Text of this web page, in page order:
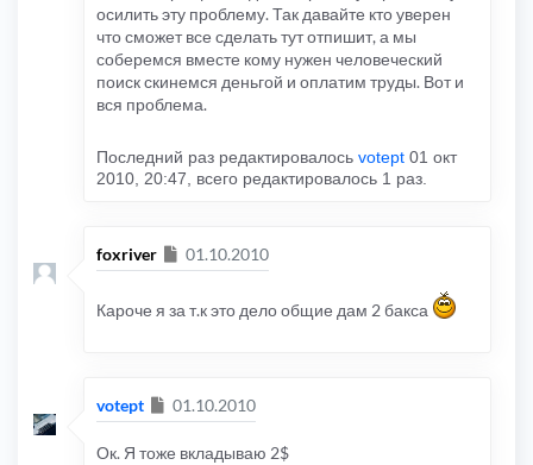
осилить эту проблему. Так давайте кто уверен
что сможет все сделать тут отпишит, а мы
соберемся вместе кому нужен человеческий
поиск скинемся деньгой и оплатим труды. Вот и
вся проблема.
Последний раз редактировалось votept 01 окт
2010, 20:47, всего редактировалось 1 раз.
foxriver Сообщение
01.10.2010
Кароче я за т.к это дело общие дам 2 бакса
votept Сообщение
01.10.2010
Ок. Я тоже вкладываю 2$